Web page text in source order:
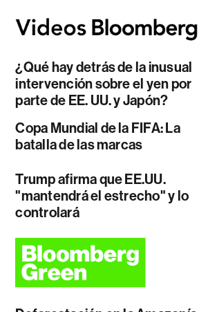
¿Qué hay detrás de la inusual
intervención sobre el yen por
parte de EE. UU. y Japón?
Copa Mundial de la FIFA: La
batalla de las marcas
Trump afirma que EE.UU.
"mantendrá el estrecho" y lo
controlará